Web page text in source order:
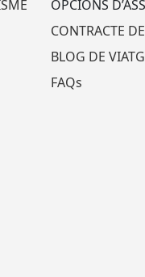
OPCIONS
CONTRACTE
BLOG DE
FAQs